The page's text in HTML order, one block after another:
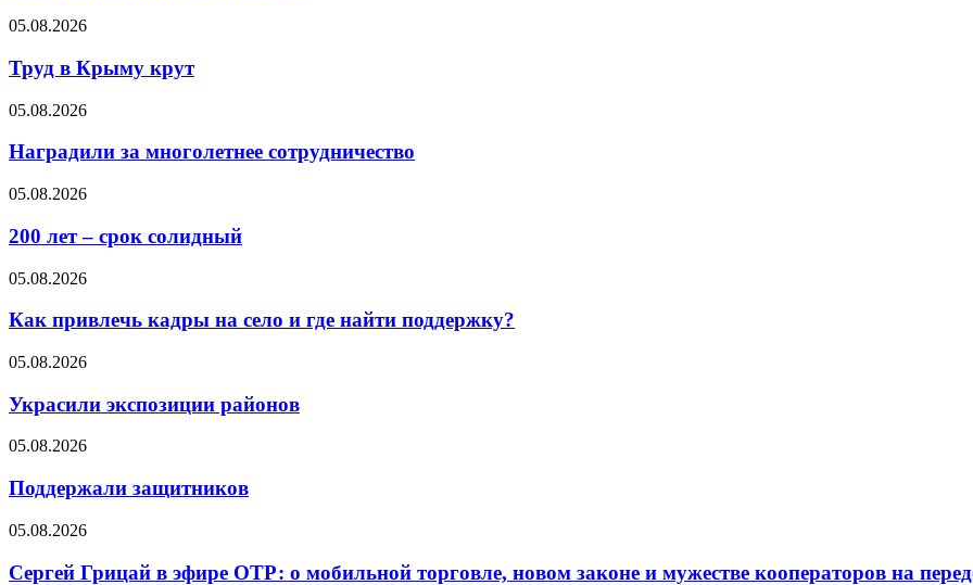
05.08.2026
Труд в Крыму крут
05.08.2026
Наградили за многолетнее сотрудничество
05.08.2026
200 лет – срок солидный
05.08.2026
Как привлечь кадры на село и где найти поддержку?
05.08.2026
Украсили экспозиции районов
05.08.2026
Поддержали защитников
05.08.2026
Сергей Грицай в эфире ОТР: о мобильной торговле, новом законе и мужестве кооператоров на